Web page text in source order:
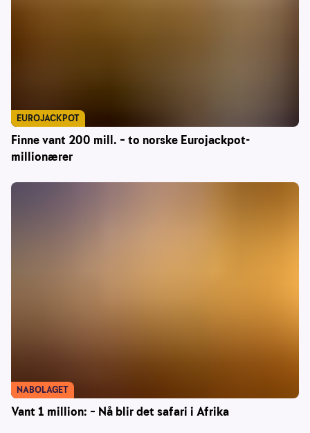
Finne vant 200 mill. – to norske Eurojackpot-
millionærer
EUROJACKPOT
Vant 1 million: – Nå blir det safari i Afrika
NABOLAGET